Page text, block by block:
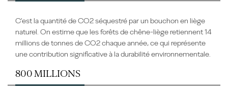
C'est la quantité deCO2 séquestré par un bouchon en liège
naturel. On estime que les forêts de chêne-liège retiennent 14
millions de tonnes de CO2chaque année, ce qui représente
une contribution significative à la durabilité environnementale.
800 MILLIONS